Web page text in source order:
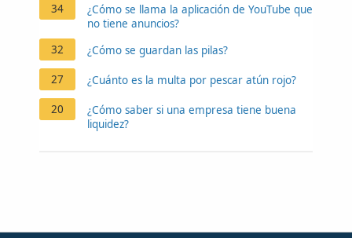
34
¿Cómo se llama la aplicación de YouTube que
no tiene anuncios?
32
¿Cómo se guardan las pilas?
27 ¿Cuánto es la multa por pescar atún rojo?
20
¿Cómo saber si una empresa tiene buena
liquidez?